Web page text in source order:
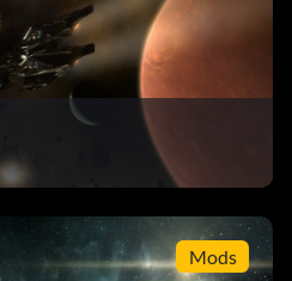
Mods